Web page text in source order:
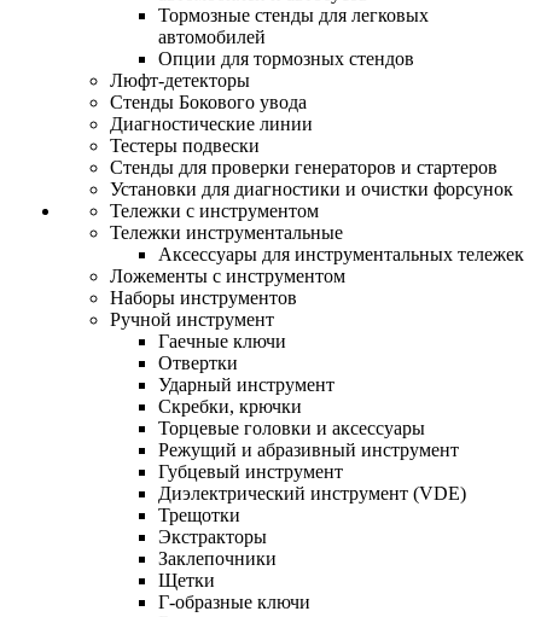
Тормозные стенды для легковых
автомобилей
Опции для тормозных стендов
Люфт-детекторы
Стенды Бокового увода
Диагностические линии
Тестеры подвески
Стенды для проверки генераторов и стартеров
Установки для диагностики и очистки форсунок
Тележки с инструментом
Тележки инструментальные
Аксессуары для инструментальных тележек
Ложементы с инструментом
Наборы инструментов
Ручной инструмент
Гаечные ключи
Отвертки
Ударный инструмент
Скребки, крючки
Торцевые головки и аксессуары
Режущий и абразивный инструмент
Губцевый инструмент
Диэлектрический инструмент (VDE)
Трещотки
Экстракторы
Заклепочники
Щетки
Г-образные ключи